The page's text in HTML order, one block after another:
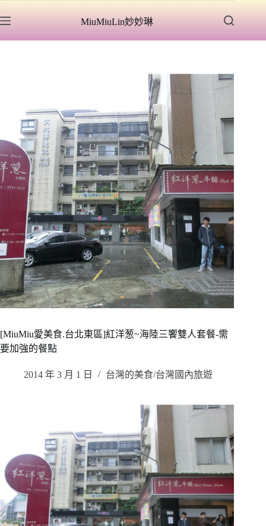
至
MiuMiuLin妙妙琳
[MiuMiu愛美食.台北東區]紅洋葱~海陸三饗雙人套餐-需
要加強的餐點
2014 年 3 月 1 日 台灣的美食/台灣國內旅遊